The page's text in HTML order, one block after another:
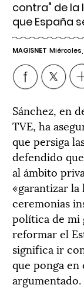
contra" de la
que España
MAGISNET
Sánchez, en
TVE, ha
que persiga
defendido
al ámbito
«garantizar la
ceremonias
política de mi
reformar el
significa ir
que ponga
argumentado.